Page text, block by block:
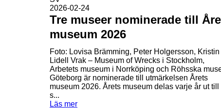
2026-02-24
Tre museer nominerade till
museum 2026
Foto: Lovisa Brämming, Peter Holgersson, Kristin
Lidell Vrak – Museum of Wrecks i Stockholm,
Arbetets museum i Norrköping och Röhsska
Göteborg är nominerade till utmärkelsen Årets
museum 2026. Årets museum delas varje år ut till
s...
Läs mer